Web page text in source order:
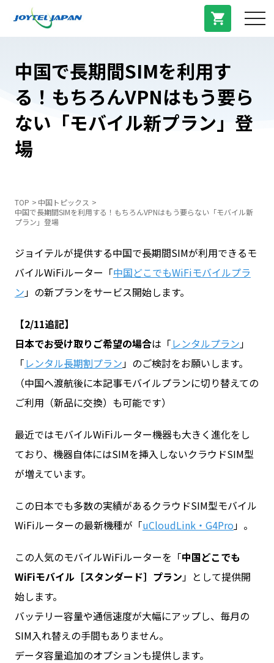
ログイン
WiFiレンタルプランお申し込み
料金プラン
プラン/商品
中国トピックス
法人登録
中国で長期間SIMを利用す
る！もちろんVPNはもう要ら
ない「モバイル新プラン」登
場
TOP
中国トピックス
中国で長期間SIMを利用する！もちろんVPNはもう要らない「モバイル新
プラン」登場
ジョイテルが提供する中国で長期間SIMが利用できるモ
バイルWiFiルーター「中国どこでもWiFiモバイルプラ
ン」の新プランをサービス開始します。
【2/11追記】
日本でお受け取りご希望の場合は「レンタルプラン」
「レンタル長期割プラン」のご検討をお願いします。
（中国へ渡航後に本記事モバイルプランに切り替えての
ご利用（新品に交換）も可能です）
最近ではモバイルWiFiルーター機器も大きく進化をし
ており、機器自体にはSIMを挿入しないクラウドSIM型
が増えています。
この日本でも多数の実績があるクラウドSIM型モバイル
WiFiルーターの最新機種が「uCloudLink・G4Pro」。
この人気のモバイルWiFiルーターを「中国どこでも
WiFiモバイル［スタンダード］プラン」として提供開
始します。
バッテリー容量や通信速度が大幅にアップし、毎月の
SIM入れ替えの手間もありません。
データ容量追加のオプションも提供します。